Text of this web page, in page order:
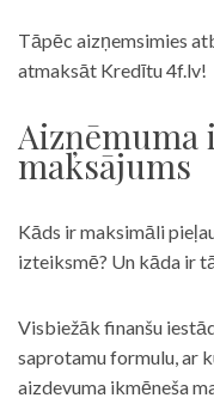
Tāpēc aizņemsimies
atmaksāt Kredītu 4f.lv!
Aizņēmuma
maksājums
Kāds ir maksimāli
izteiksmē? Un kāda ir
Visbiežāk finanšu
saprotamu formulu, ar
aizdevuma ikmēneša